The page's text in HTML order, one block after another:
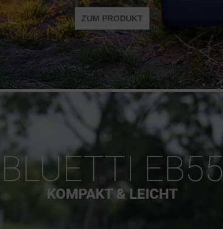
ZUM PRODUKT
BLUETTI EB55
KOMPAKT & LEICHT